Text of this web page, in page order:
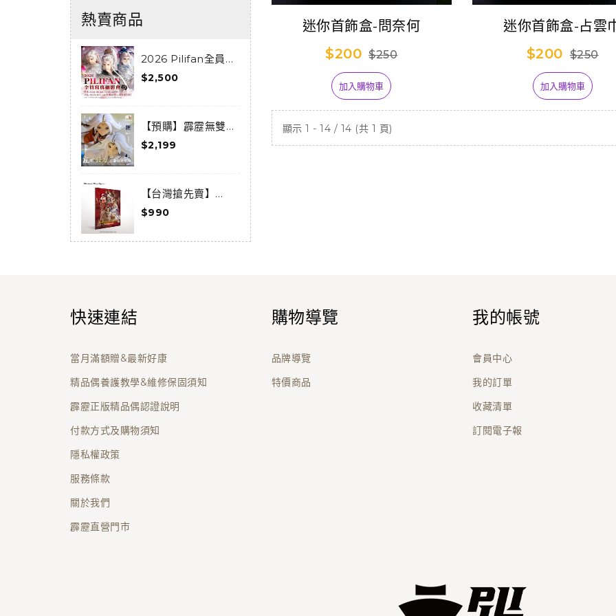
熱賣商品
2026 Pilifan全員寫
真攝影會活動套組
$2,500
【預購】霹靂無雙
3D激戰天下-亂世狂
刀-狂龍傲天套組(預
$2,199
【台灣搶先賣】
《Thunderbolt
Fantasy 東離劍遊
$990
【預購】霹靂無雙
3D激戰天下-天下
014-亂世狂刀 (已結
束預購)
$1,099
【台灣搶先賣】
《Thunderbolt
Fantasy Project》
$599
迷你首飾盒-問奈何
$200 $250
加入購物車
迷你首飾盒-占雲
$200 $250
加入購物車
顯示 1 - 14 / 14 (共 1 頁)
快速連結
當月滿額贈&最新好康
精品偶養護教學&維修保固須知
霹靂正版精品偶認證說明
付款方式及購物須知
隱私權政策
服務條款
關於我們
霹靂直營門市
購物導覽
品牌導覽
特價商品
我的帳號
會員中心
我的訂單
收藏清單
訂閱電子報